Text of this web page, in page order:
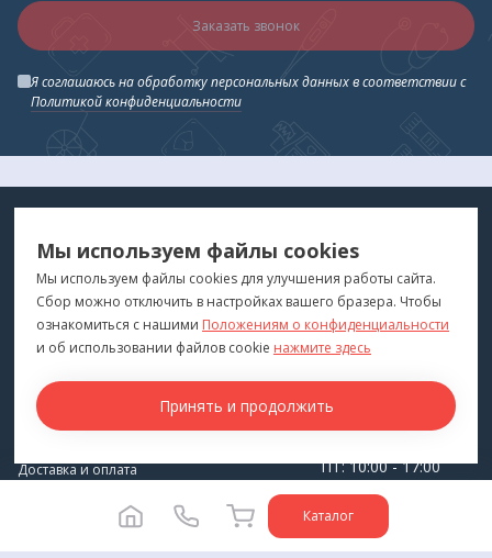
Заказать звонок
Я соглашаюсь на обработку персональных данных в соответствии с
Политикой конфиденциальности
Каталог
ДЛЯ ВАС
"Медтехника для Вас"©2026
ПОКУПАТЕЛЯМ
Каталог
Бренды
Для оптовиков
Доставка и оплата
КОНТАКТЫ
г. Владивосток
ПТ: 10:00 - 17:00
СБ-ВС: Выходной
Мы используем файлы cookies
Мы используем файлы cookies для улучшения работы сайта.
Сбор можно отключить в настройках вашего бразера. Чтобы
ознакомиться с нашими Положениям о конфиденциальности
и об использовании файлов cookie нажмите здесь
Принять и продолжить